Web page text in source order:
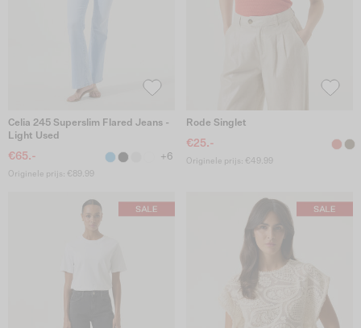
Celia 245 Superslim Flared Jeans -
Light Used
€65.- +6
Originele prijs: €89.99
Rode Singlet
€25.-
Originele prijs: €49.99